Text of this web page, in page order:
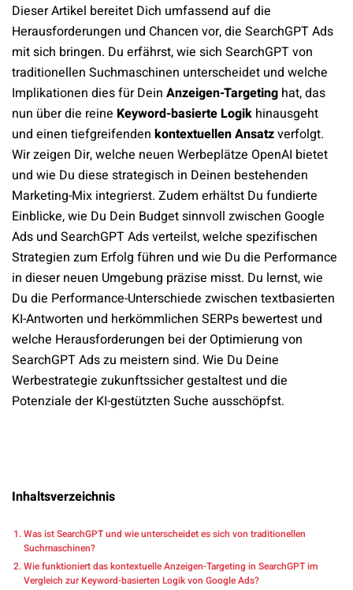
Dieser Artikel bereitet Dich umfassend auf die
Herausforderungen und Chancen vor, die SearchGPT Ads
mit sich bringen. Du erfährst, wie sich SearchGPT von
traditionellen Suchmaschinen unterscheidet und welche
Implikationen dies für Dein Anzeigen-Targeting hat, das
nun über die reine Keyword-basierte Logik hinausgeht
und einen tiefgreifenden kontextuellen Ansatzverfolgt.
Wir zeigen Dir, welche neuen Werbeplätze OpenAI bietet
und wie Du diese strategisch in Deinen bestehenden
Marketing-Mix integrierst. Zudem erhältst Du fundierte
Einblicke, wie Du Dein Budget sinnvoll zwischen Google
Ads und SearchGPT Ads verteilst, welche spezifischen
Strategien zum Erfolg führen und wie Du die Performance
in dieser neuen Umgebung präzise misst. Du lernst, wie
Du die Performance-Unterschiede zwischen textbasierten
KI-Antworten und herkömmlichen SERPs bewertest und
welche Herausforderungen bei der Optimierung von
SearchGPT Ads zu meistern sind. Wie Du Deine
Werbestrategie zukunftssicher gestaltest und die
Potenziale der KI-gestützten Suche ausschöpfst.
Inhaltsverzeichnis
Was ist SearchGPT und wie unterscheidet es sich von traditionellen
Suchmaschinen?
Wie funktioniert das kontextuelle Anzeigen-Targeting in SearchGPT im
Vergleich zur Keyword-basierten Logik von Google Ads?